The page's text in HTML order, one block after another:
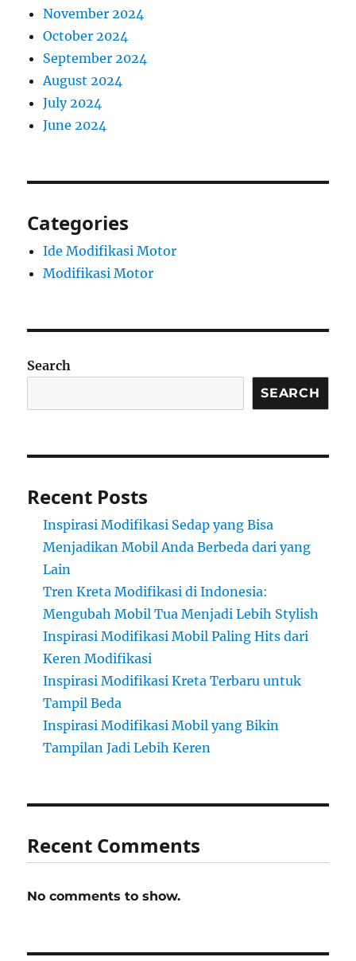
November 2024
October 2024
September 2024
August 2024
July 2024
June 2024
Categories
Ide Modifikasi Motor
Modifikasi Motor
Search
SEARCH
Recent Posts
Inspirasi Modifikasi Sedap yang Bisa
Menjadikan Mobil Anda Berbeda dari yang
Lain
Tren Kreta Modifikasi di Indonesia:
Mengubah Mobil Tua Menjadi Lebih Stylish
Inspirasi Modifikasi Mobil Paling Hits dari
Keren Modifikasi
Inspirasi Modifikasi Kreta Terbaru untuk
Tampil Beda
Inspirasi Modifikasi Mobil yang Bikin
Tampilan Jadi Lebih Keren
Recent Comments
No comments to show.